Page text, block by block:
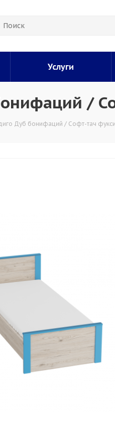
Услуги
/
Дуб бонифаций / Софт-тач